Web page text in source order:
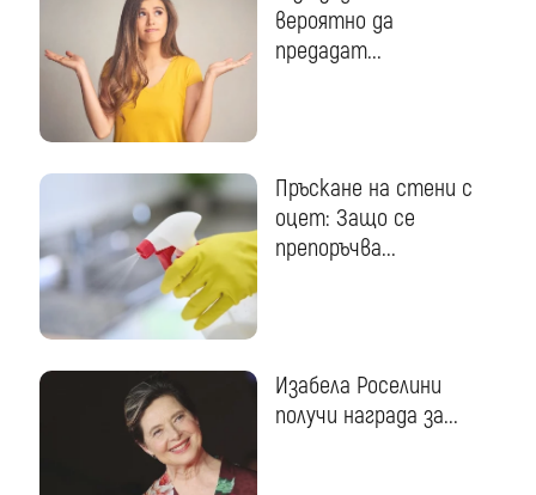
вероятно да
предадат...
Пръскане на стени с
оцет: Защо се
препоръчва...
Изабела Роселини
получи награда за...